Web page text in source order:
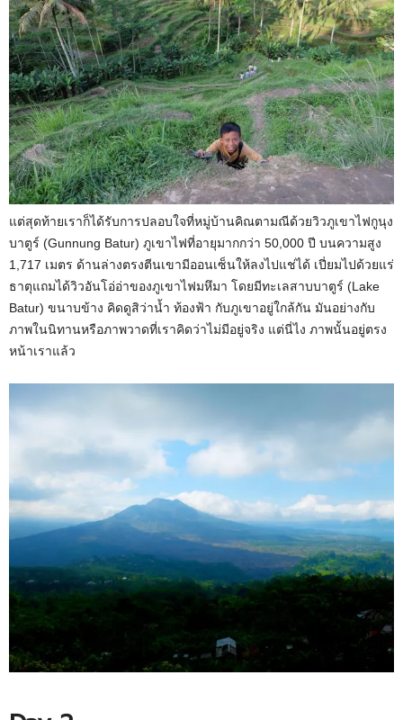
แต่สุดท้ายเราก็ได้รับการปลอบใจที่หมู่บ้านคิณตามณีด้วยวิวภูเขาไฟกูนุง
บาตูร์ (Gunnung Batur) ภูเขาไฟที่อายุมากกว่า 50,000 ปี บนความสูง
1,717 เมตร ด้านล่างตรงตีนเขามีออนเซ็นให้ลงไปแช่ได้ เปี่ยมไปด้วยแร่
ธาตุแถมได้วิวอันโอ่อ่าของภูเขาไฟมหึมา โดยมีทะเลสาบบาตูร์ (Lake
Batur) ขนาบข้าง คิดดูสิว่าน้ำ ท้องฟ้า กับภูเขาอยู่ใกล้กัน มันอย่างกับ
ภาพในนิทานหรือภาพวาดที่เราคิดว่าไม่มีอยู่จริง แต่นี่ไง ภาพนั้นอยู่ตรง
หน้าเราแล้ว